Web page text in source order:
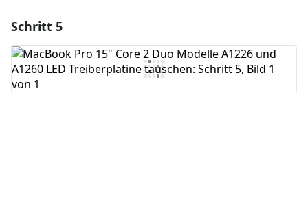
Kommentar hinzufügen
Schritt 5